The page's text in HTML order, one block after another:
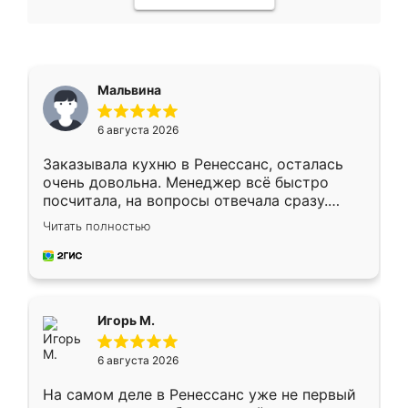
Мальвина
6 августа 2026
Заказывала кухню в Ренессанс, осталась
очень довольна. Менеджер всё быстро
посчитала, на вопросы отвечала сразу.
Замерщик приехал в субботу, подошёл к
делу со всей ответственностью. Собрали
за день, ребята работали аккуратно, даже
Читать полностью
Игорь М.
6 августа 2026
На самом деле в Ренессанс уже не первый